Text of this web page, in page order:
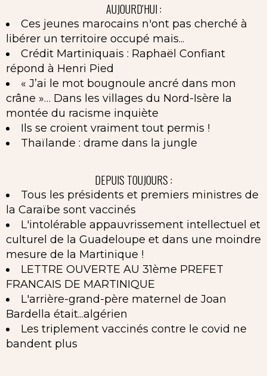
AUJOURD'HUI :
Ces jeunes marocains n'ont pas cherché à
libérer un territoire occupé mais...
Crédit Martiniquais : Raphaël Confiant
répond à Henri Pied
« J’ai le mot bougnoule ancré dans mon
crâne »… Dans les villages du Nord-Isère la
montée du racisme inquiète
Ils se croient vraiment tout permis !
Thaïlande : drame dans la jungle
DEPUIS TOUJOURS :
Tous les présidents et premiers ministres de
la Caraïbe sont vaccinés
L'intolérable appauvrissement intellectuel et
culturel de la Guadeloupe et dans une moindre
mesure de la Martinique !
LETTRE OUVERTE AU 31ème PREFET
FRANCAIS DE MARTINIQUE
L'arrière-grand-père maternel de Joan
Bardella était...algérien
Les triplement vaccinés contre le covid ne
bandent plus